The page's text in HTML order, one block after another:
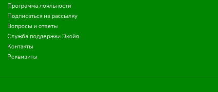
Программа лояльности
Подписаться на рассылку
Вопросы и ответы
Служба поддержки Экойя
Контакты
Реквизиты